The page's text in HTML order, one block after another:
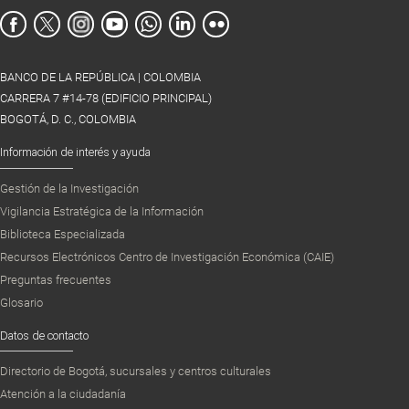
BANCO DE LA REPÚBLICA | COLOMBIA
CARRERA 7 #14-78 (EDIFICIO PRINCIPAL)
BOGOTÁ, D. C., COLOMBIA
Información de interés y ayuda
Gestión de la Investigación
Vigilancia Estratégica de la Información
Biblioteca Especializada
Recursos Electrónicos Centro de Investigación Económica (CAIE)
Preguntas frecuentes
Glosario
Datos de contacto
Directorio de Bogotá, sucursales y centros culturales
Atención a la ciudadanía